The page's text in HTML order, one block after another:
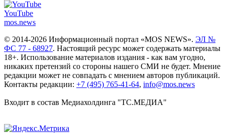
YouTube
mos.news
© 2014-2026 Информационный портал «MOS NEWS». ЭЛ №
ФС 77 - 68927. Настоящий ресурс может содержать материалы
18+. Использование материалов издания - как вам угодно,
никаких претензий со стороны нашего СМИ не будет. Мнение
редакции может не совпадать с мнением авторов публикаций.
Контакты редакции: +7 (495) 765-41-64, info@mos.news
Входит в состав Медиахолдинга "ТС.МЕДИА"